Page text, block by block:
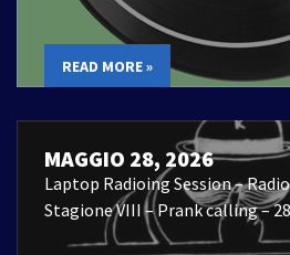
READ MORE »
MAGGIO 28, 2026
Laptop Radioing Session –
Stagione VIII – Prank calling –